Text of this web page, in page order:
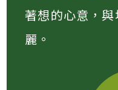
著想的心意，
麗。